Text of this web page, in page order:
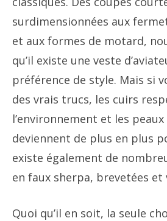
surdimensionnées aux
et aux formes de motard,
qu’il existe une veste
préférence de style. Mais si
des vrais trucs, les cuirs
l’environnement et les
deviennent de plus en plus
existe également de
en faux sherpa, brevetées et
Quoi qu’il en soit, la seule